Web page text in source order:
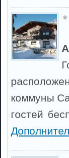
коммуны
гостей